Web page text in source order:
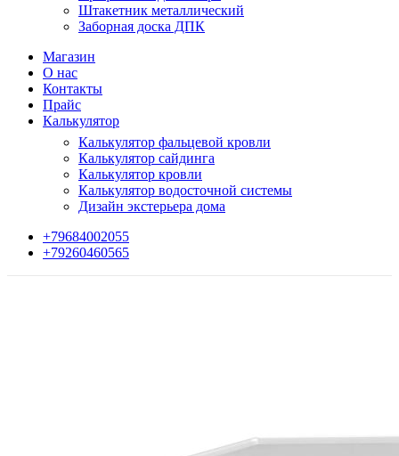
Штакетник металлический
Заборная доска ДПК
Магазин
О нас
Контакты
Прайс
Калькулятор
Калькулятор фальцевой кровли
Калькулятор сайдинга
Калькулятор кровли
Калькулятор водосточной системы
Дизайн экстерьера дома
+79684002055
+79260460565